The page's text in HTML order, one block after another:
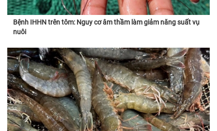
Bệnh IHHN trên tôm: Nguy cơ âm thầm làm giảm năng suất vụ
nuôi